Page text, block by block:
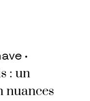
: un
nuances